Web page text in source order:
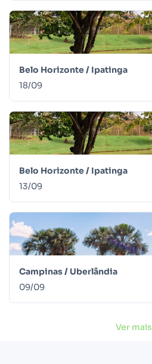
Belo Horizonte / Ipatinga
18/09
Belo Horizonte / Ipatinga
13/09
Campinas / Uberlândia
09/09
Ver mais